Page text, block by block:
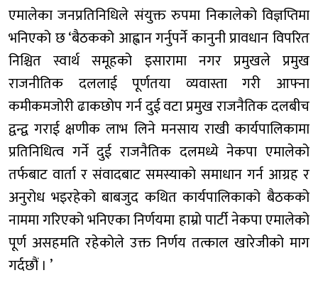
एमालेका जनप्रतिनिधिले संयुक्त रुपमा निकालेको विज्ञप्तिमा
भनिएको छ ‘बैठकको आह्वान गर्नुपर्ने कानुनी प्रावधान विपरित
निश्चित स्वार्थ समूहको इसारामा नगर प्रमुखले प्रमुख
राजनीतिक दललाई पूर्णतया व्यवास्ता गरी आफ्ना
कमीकमजोरी ढाकछोप गर्न दुई वटा प्रमुख राजनैतिक दलबीच
द्वन्द्व गराई क्षणीक लाभ लिने मनसाय राखी कार्यपालिकामा
प्रतिनिधित्व गर्ने दुई राजनैतिक दलमध्ये नेकपा एमालेको
तर्फबाट वार्ता र संवादबाट समस्याको समाधान गर्न आग्रह र
अनुरोध भइरहेको बाबजुद कथित कार्यपालिकाको बैठकको
नाममा गरिएको भनिएका निर्णयमा हाम्रो पार्टी नेकपा एमालेको
पूर्ण असहमति रहेकोले उक्त निर्णय तत्काल खारेजीको माग
गर्दछौं । ’